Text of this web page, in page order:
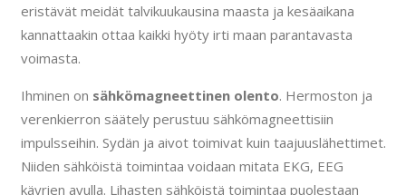
eristävät meidät talvikuukausina maasta ja kesäaikana
kannattaakin ottaa kaikki hyöty irti maan parantavasta
voimasta.
Ihminen on sähkömagneettinen olento. Hermoston ja
verenkierron säätely perustuu sähkömagneettisiin
impulsseihin. Sydän ja aivot toimivat kuin taajuuslähettimet.
Niiden sähköistä toimintaa voidaan mitata EKG, EEG
käyrien avulla. Lihasten sähköistä toimintaa puolestaan